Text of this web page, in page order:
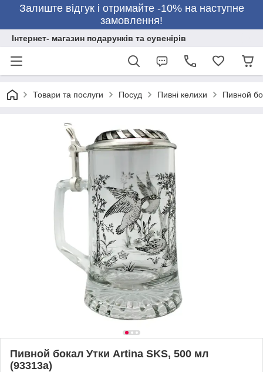
Залиште відгук і отримайте -10% на наступне
замовлення!
Інтернет- магазин подарунків та сувенірів
Товари та послуги Посуд Пивні келихи Пивной
Пивной бокал Утки Artina SKS, 500 мл
(93313a)